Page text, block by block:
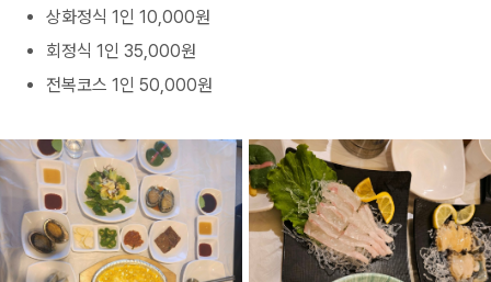
상화정식 1인 10,000원
회정식 1인 35,000원
전복코스 1인 50,000원